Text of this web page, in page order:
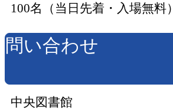
100名（当日先着・入場無料）
問い合わせ
中央図書館